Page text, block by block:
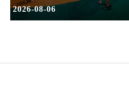
2026-08-06